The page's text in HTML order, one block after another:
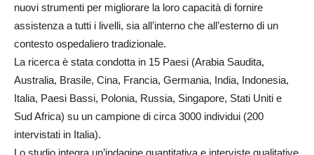
nuovi strumenti per migliorare la loro capacità di fornire
assistenza a tutti i livelli, sia all’interno che all’esterno di un
contesto ospedaliero tradizionale.
La ricerca è stata condotta in 15 Paesi (Arabia Saudita,
Australia, Brasile, Cina, Francia, Germania, India, Indonesia,
Italia, Paesi Bassi, Polonia, Russia, Singapore, Stati Uniti e
Sud Africa) su un campione di circa 3000 individui (200
intervistati in Italia).
Lo studio integra un’indagine quantitativa e interviste qualitative